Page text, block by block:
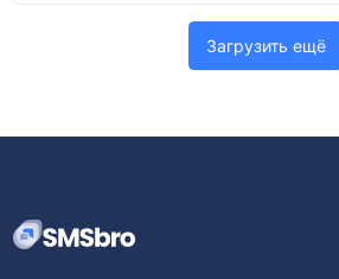
Загрузить ещё